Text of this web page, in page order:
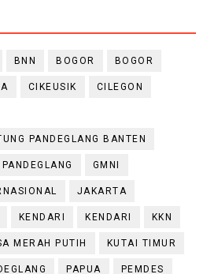
BNN BOGOR BOGOR
CIKEUSIK CILEGON
PANDEGLANG BANTEN
GMNI
JAKARTA
KENDARI KENDARI KKN
MERAH PUTIH KUTAI TIMUR
PAPUA PEMDES